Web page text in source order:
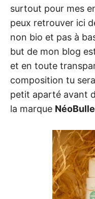
surtout pour mes
peux retrouver ici
non bio et pas à
but de mon blog
et en toute
composition tu
petit aparté avant
la marque NéoBulle